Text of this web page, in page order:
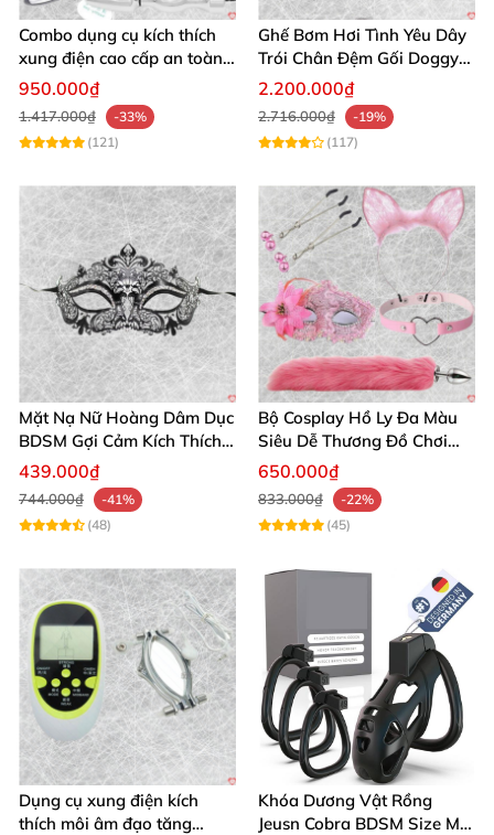
Bạn có muốn tôi điều chỉnh giọng điệu (trang trọng,
thân thiện hay trẻ trung), thêm hoặc bỏ bớt các nhận
xét khách hàng, hoặc tối ưu thêm từ khóa SEO cụ
thể cho đối tượng khách hàng mục tiêu tại Việt Nam
không? Nếu có, cho tôi biết tên shop, hoặc bạn muốn
thay thế bằng “Chúng tôi” như yêu cầu.
Combo dụng cụ kích thích
xung điện cao cấp an toàn
cho người lớn
950.000₫
1.417.000₫
-33%
(121)
Ghế Bơm Hơi Tình Yêu Dây
Trói Chân Đệm Gối Doggy
Nằm Sấp Kích Thích
2.200.000₫
2.716.000₫
-19%
(117)
Mặt Nạ Nữ Hoàng Dâm Dục
BDSM Gợi Cảm Kích Thích
Đam Mê Cuộc Yêu
439.000₫
744.000₫
-41%
(48)
Bộ Cosplay Hồ Ly Đa Màu
Siêu Dễ Thương Đồ Chơi
BDSM Hot
650.000₫
833.000₫
-22%
(45)
Dụng cụ xung điện kích
thích môi âm đạo tăng
Khóa Dương Vật Rồng
Jeusn Cobra BDSM Size M